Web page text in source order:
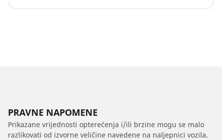
PRAVNE NAPOMENE
Prikazane vrijednosti opterećenja i/ili brzine mogu se malo
razlikovati od izvorne veličine navedene na naljepnici vozila.